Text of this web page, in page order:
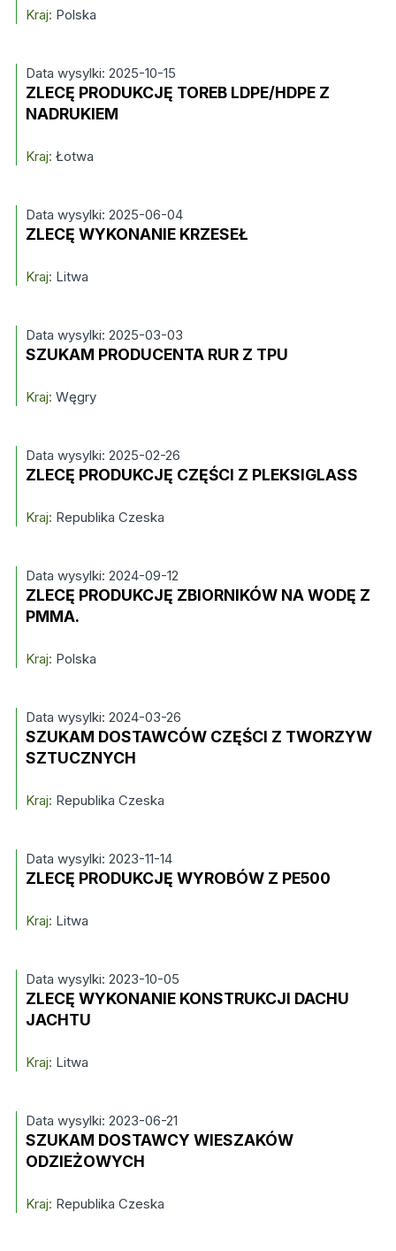
Kraj: Polska
Data wysylki: 2025-10-15
ZLECĘ PRODUKCJĘ TOREB LDPE/HDPE Z
NADRUKIEM
Kraj: Łotwa
Data wysylki: 2025-06-04
ZLECĘ WYKONANIE KRZESEŁ
Kraj: Litwa
Data wysylki: 2025-03-03
SZUKAM PRODUCENTA RUR Z TPU
Kraj: Węgry
Data wysylki: 2025-02-26
ZLECĘ PRODUKCJĘ CZĘŚCI Z PLEKSIGLASS
Kraj: Republika Czeska
Data wysylki: 2024-09-12
ZLECĘ PRODUKCJĘ ZBIORNIKÓW NA WODĘ Z
PMMA.
Kraj: Polska
Data wysylki: 2024-03-26
SZUKAM DOSTAWCÓW CZĘŚCI Z TWORZYW
SZTUCZNYCH
Kraj: Republika Czeska
Data wysylki: 2023-11-14
ZLECĘ PRODUKCJĘ WYROBÓW Z PE500
Kraj: Litwa
Data wysylki: 2023-10-05
ZLECĘ WYKONANIE KONSTRUKCJI DACHU
JACHTU
Kraj: Litwa
Data wysylki: 2023-06-21
SZUKAM DOSTAWCY WIESZAKÓW
ODZIEŻOWYCH
Kraj: Republika Czeska